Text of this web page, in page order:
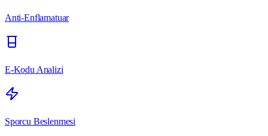
Anti-Enflamatuar
E-Kodu Analizi
Sporcu Beslenmesi